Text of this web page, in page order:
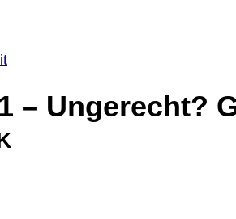
– Ungerecht?